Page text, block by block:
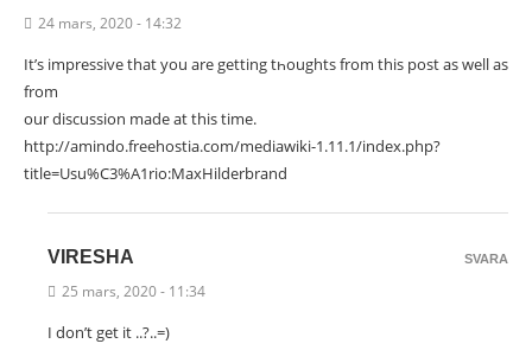
24 mars, 2020 - 14:32
It’s impressive that yоu are getting tһoughts frοm thіѕ post as well as
from
our discussion made at this time.
http://amindo.freehostia.com/mediawiki-1.11.1/index.php?
title=Usu%C3%A1rio:MaxHilderbrand
VIRESHA
25 mars, 2020 - 11:34
I don’t get it ..?..=)
SVARA